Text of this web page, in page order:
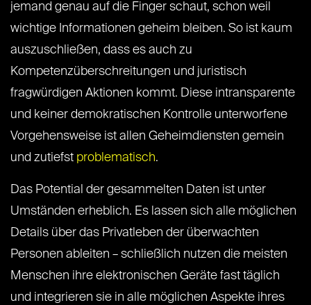
jemand genau auf die Finger schaut, schon weil
wichtige Informationen geheim bleiben. So ist kaum
auszuschließen, dass es auch zu
Kompetenzüberschreitungen und juristisch
fragwürdigen Aktionen kommt. Diese intransparente
und keiner demokratischen Kontrolle unterworfene
Vorgehensweise ist allen Geheimdiensten gemein
und zutiefst problematisch.
Das Potential der gesammelten Daten ist unter
Umständen erheblich. Es lassen sich alle möglichen
Details über das Privatleben der überwachten
Personen ableiten – schließlich nutzen die meisten
Menschen ihre elektronischen Geräte fast täglich
und integrieren sie in alle möglichen Aspekte ihres